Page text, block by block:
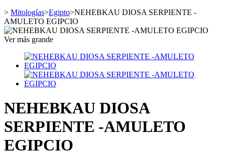
> Mitologías>Egipto>NEHEBKAU DIOSA SERPIENTE -
AMULETO EGIPCIO
Ver más grande
NEHEBKAU DIOSA
SERPIENTE -AMULETO
EGIPCIO